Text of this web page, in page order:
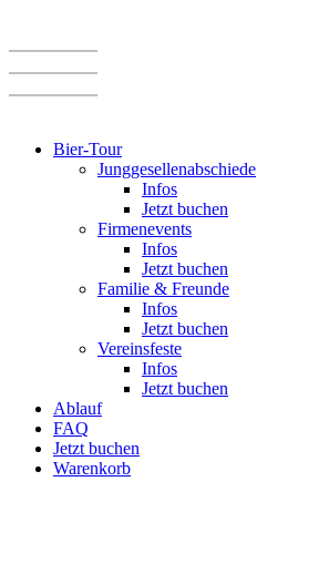
springen
Bier-Tour
Jung­ge­sel­len­ab­schiede
Infos
Jetzt buchen
Fir­men­events
Infos
Jetzt buchen
Familie & Freunde
Infos
Jetzt buchen
Ver­eins­feste
Infos
Jetzt buchen
Ablauf
FAQ
Jetzt buchen
Warenkorb